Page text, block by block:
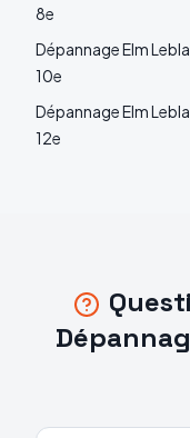
8e
DépannageElm
10e
DépannageElm
12e